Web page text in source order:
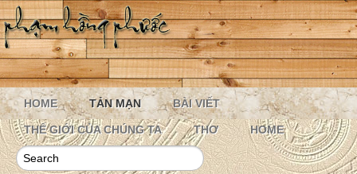
HOME TẢN MẠN BÀI VIẾT
THẾ GIỚI CỦA CHÚNG TA THƠ HOME